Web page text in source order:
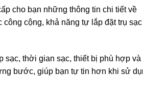
cho bạn những thông tin chi tiết về
cộng, khả năng tự lắp đặt trụ sạc
sạc, thời gian sạc, thiết bị phù hợp và
bước, giúp bạn tự tin hơn khi sử